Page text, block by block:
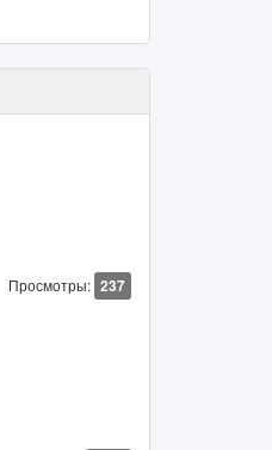
Просмотры: 237